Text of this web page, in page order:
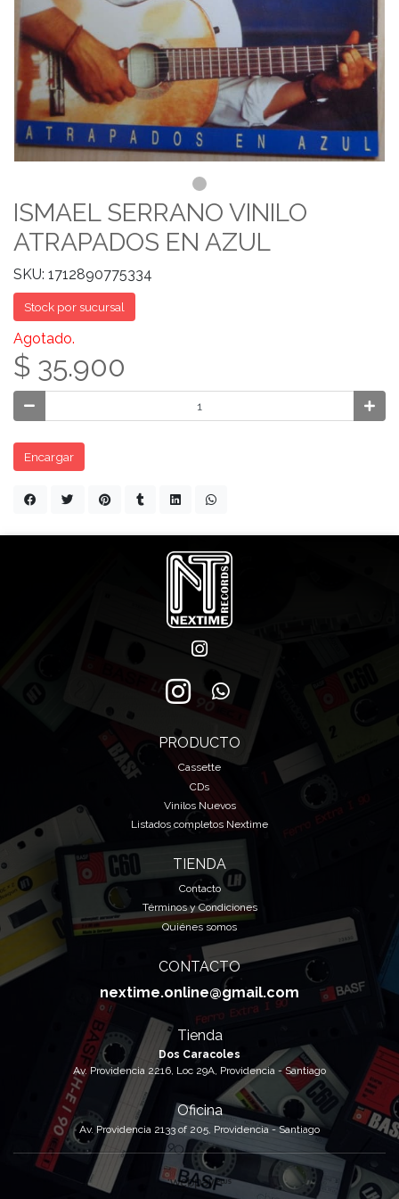
ISMAEL SERRANO VINILO
ATRAPADOS EN AZUL
SKU: 1712890775334
Stock por sucursal
Agotado.
$ 35.900
Encargar
PRODUCTO
Cassette
CDs
Vinilos Nuevos
Listados completos Nextime
TIENDA
Contacto
Términos y Condiciones
Quiénes somos
CONTACTO
nextime.online@gmail.com
Tienda
Dos Caracoles
Av. Providencia 2216, Loc 29A, Providencia - Santiago
Oficina
Av. Providencia 2133 of 205, Providencia - Santiago